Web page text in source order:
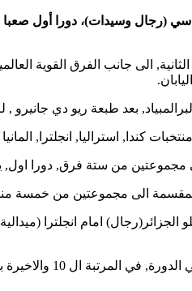
(رجال وسيدات)، دورا أول صعبا
الى جانب الفرق القوية العالمية
بعد طبعة ريو دي
كندا, استراليا, انجلترا, المانيا
الى مجموعتين من خمسة
هولندا (ميدالية برونزية), الصين ( السادسة) وفرنسا (الثامنة).